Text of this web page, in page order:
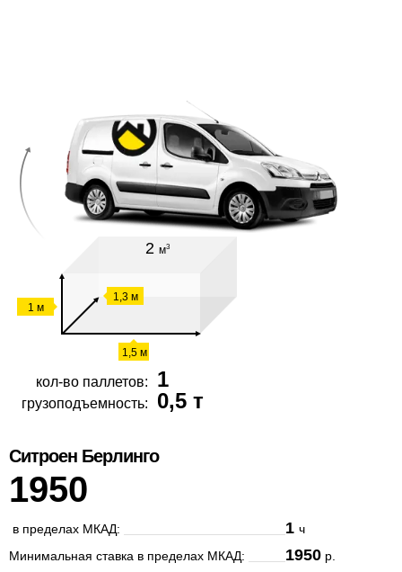
2 м3
1 м
1,3 м
1,5 м
кол-во паллетов: 1
грузоподъемность: 0,5 т
Ситроен Берлинго
1950
в пределах МКАД: 1ч
Минимальная ставка в пределах МКАД:
1950 р.